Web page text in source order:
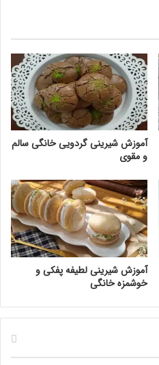
آموزش شیرینی گردویی خانگی سالم
و مقوی
آموزش شیرینی لطیفه پفکی و
خوشمزه خانگی